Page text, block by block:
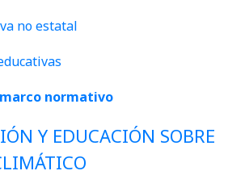
no estatal
normativo
Y EDUCACIÓN SOBRE